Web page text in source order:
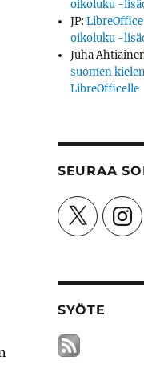
oikoluku -
JP:
oikoluku -
Juha
suomen
LibreOfficelle
SEURAA
X
SYÖTE